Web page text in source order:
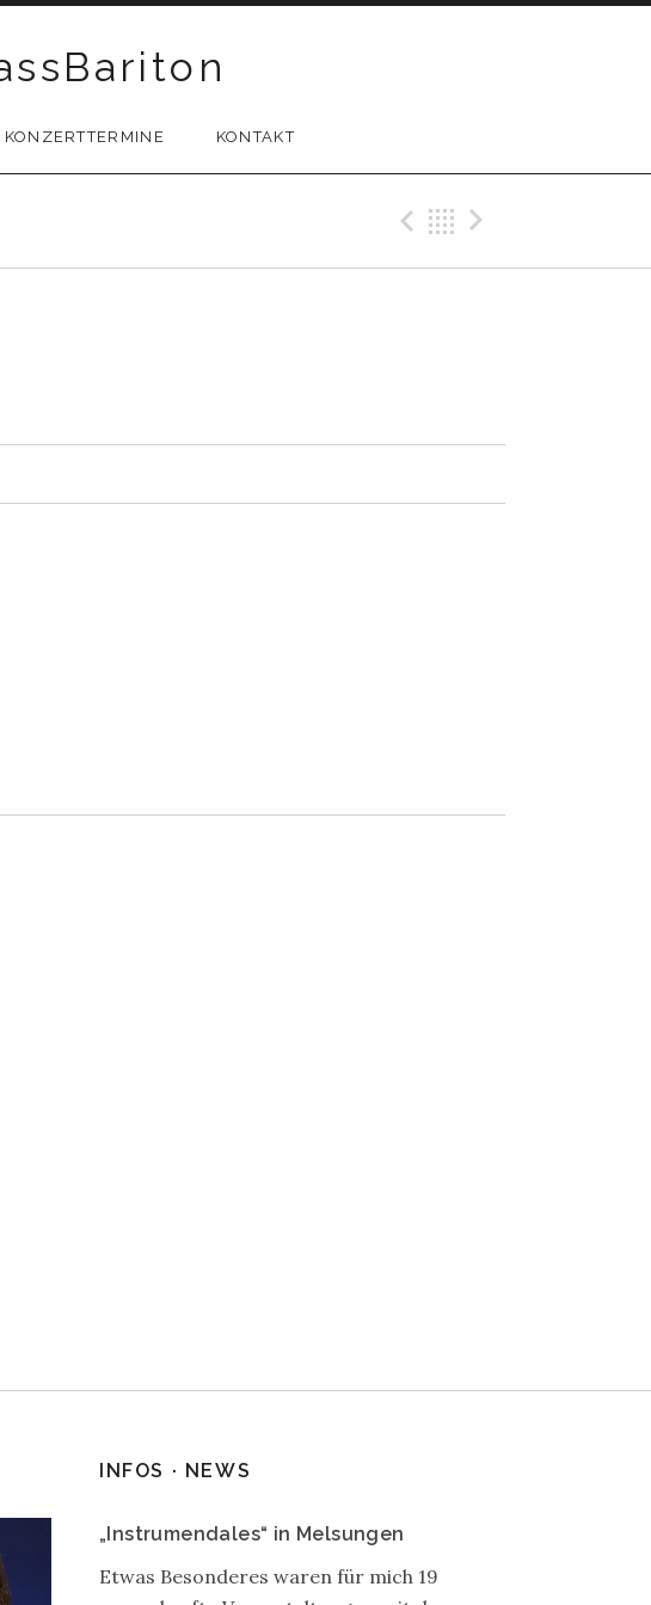
KONZERTTERMINE KONTAKT
Previous
Back
INFOS · NEWS
„Instrumendales“ in Melsungen
Etwas Besonderes waren für mich 19